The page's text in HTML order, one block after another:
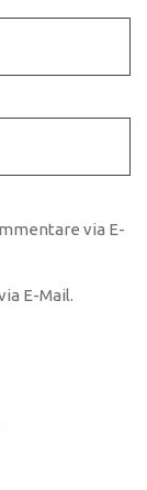
via E-
E-Mail.